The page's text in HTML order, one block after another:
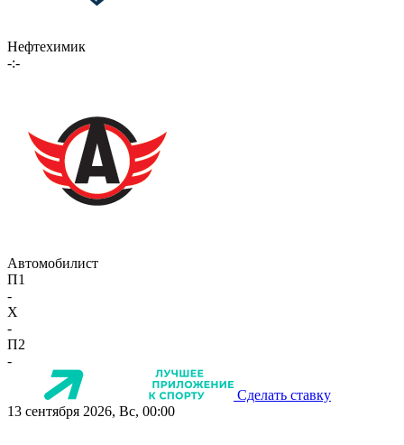
Нефтехимик
-:-
Автомобилист
П1
-
X
-
П2
-
Сделать ставку
13 сентября 2026, Вс, 00:00